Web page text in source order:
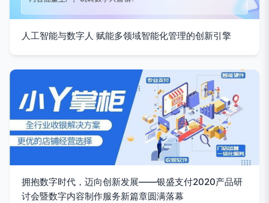
人工智能与数字人 赋能多领域智能化管理的创新引擎
拥抱数字时代，迈向创新发展——银盛支付2020产品研
讨会暨数字内容制作服务新篇章圆满落幕